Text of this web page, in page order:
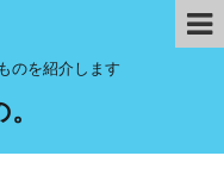
のを紹介します